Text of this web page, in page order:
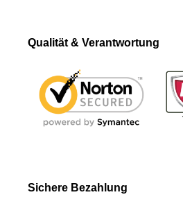
Qualität & Verantwortung
Sichere Bezahlung